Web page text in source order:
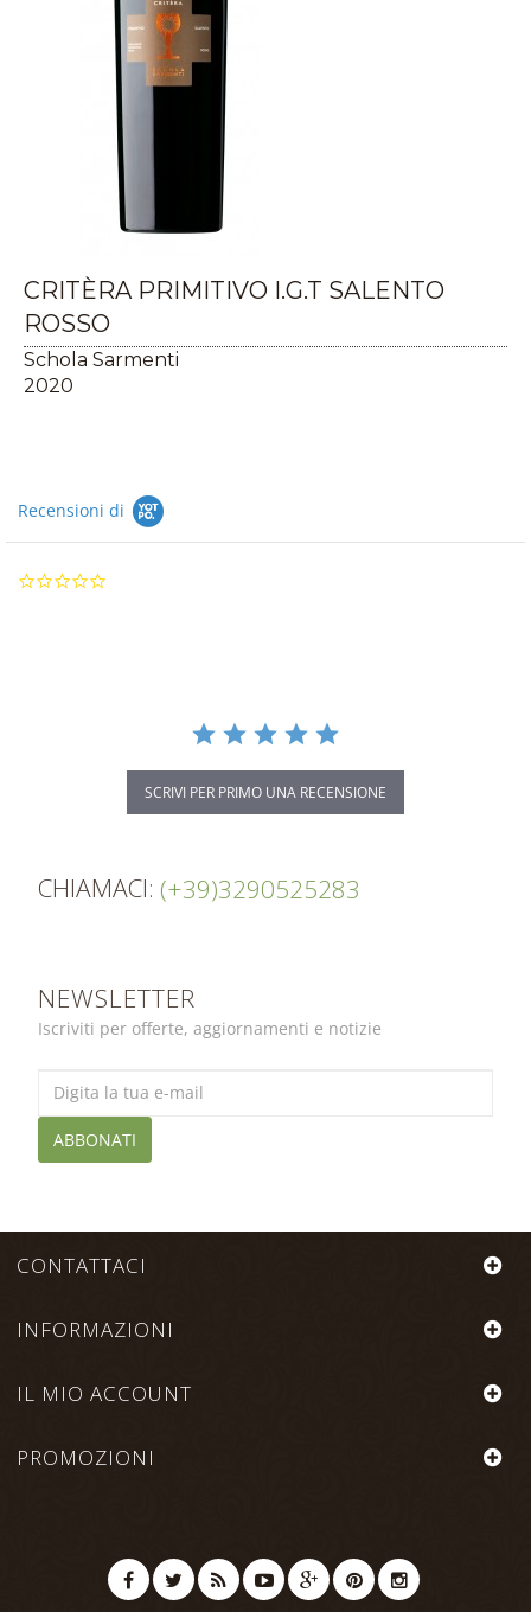
CRITÈRA PRIMITIVO I.G.T SALENTO
ROSSO
Schola Sarmenti
2020
Recensioni di
SCRIVI PER PRIMO UNA RECENSIONE
CHIAMACI: (+39)3290525283
NEWSLETTER
Iscriviti per offerte, aggiornamenti e notizie
ABBONATI
CONTATTACI
INFORMAZIONI
IL MIO ACCOUNT
PROMOZIONI